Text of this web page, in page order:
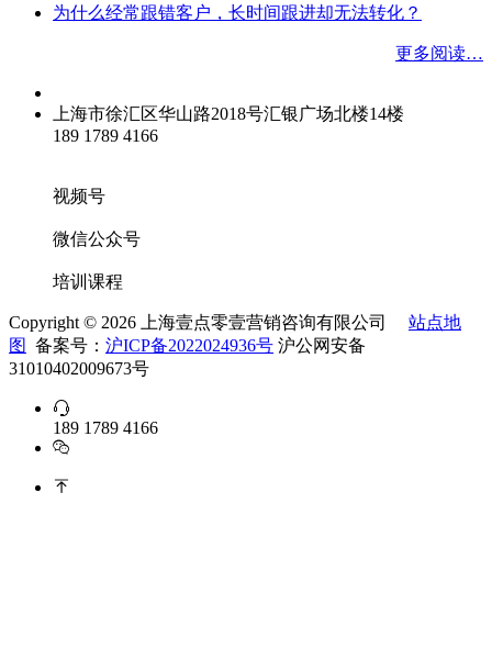
为什么经常跟错客户，长时间跟进却无法转化？
更多阅读…
上海市徐汇区华山路2018号汇银广场北楼14楼
189 1789 4166
视频号
微信公众号
培训课程
Copyright © 2026 上海壹点零壹营销咨询有限公司 站点地
图 备案号： 沪ICP备2022024936号 沪公网安备
31010402009673号
189 1789 4166